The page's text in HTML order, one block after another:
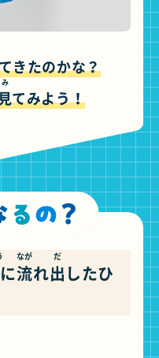
きたのかな？
み
てみよう！
に流
なが
れ出
だ
したひ